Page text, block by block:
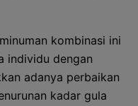
kombinasi ini
individu dengan
adanya perbaikan
kadar gula